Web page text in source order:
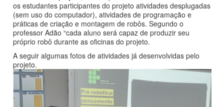
os estudantes participantes do projeto atividades desplugadas
(sem uso do computador), atividades de programação e
práticas de criação e montagem de robôs. Segundo o
professor Adão “cada aluno será capaz de produzir seu
próprio robô durante as oficinas do projeto.
A seguir algumas fotos de atividades já desenvolvidas pelo
projeto.